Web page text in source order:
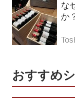
な
か
おすすめ